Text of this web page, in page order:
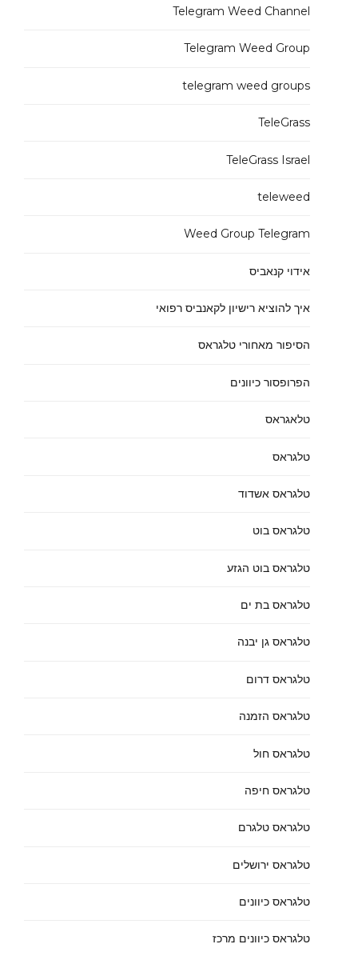
Telegram Weed Channel
Telegram Weed Group
telegram weed groups
TeleGrass
TeleGrass Israel
teleweed
Weed Group Telegram
אידוי קנאביס
איך להוציא רישיון לקאנביס רפואי
הסיפור מאחורי טלגראס
הפרופסור כיוונים
טלאגראס
טלגראס
טלגראס אשדוד
טלגראס בוט
טלגראס בוט הגזע
טלגראס בת ים
טלגראס גן יבנה
טלגראס דרום
טלגראס הזמנה
טלגראס חול
טלגראס חיפה
טלגראס טלגרם
טלגראס ירושלים
טלגראס כיוונים
טלגראס כיוונים מרכז